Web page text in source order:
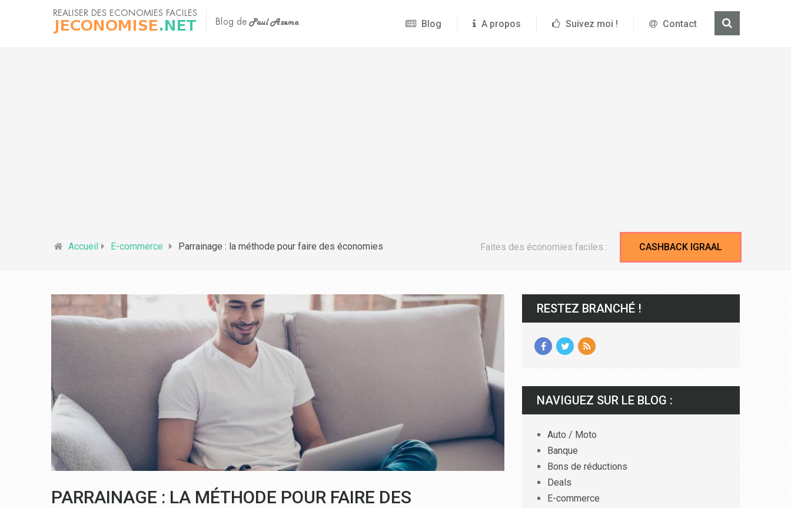
Blog A propos Suivez moi ! Contact
Accueil E-commerce Parrainage : la méthode pour faire des économies Faites des économies faciles : CASHBACK IGRAAL
PARRAINAGE : LA MÉTHODE POUR FAIRE DES
RESTEZ BRANCHÉ !
NAVIGUEZ SUR LE BLOG :
Auto / Moto
Banque
Bons de réductions
Deals
E-commerce